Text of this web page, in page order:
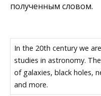
полученным словом.
In the 20th century we
studies in astronomy. They
of galaxies, black holes,
and more.